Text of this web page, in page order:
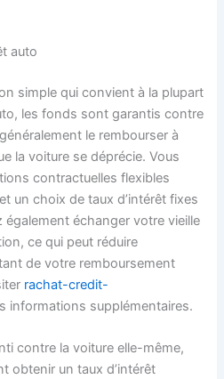
auto
simple qui convient à la plupart
les fonds sont garantis contre
le rembourser à
la voiture se déprécie. Vous
contractuelles flexibles
un choix de taux d’intérêt fixes
également échanger votre vieille
ce qui peut réduire
de votre remboursement
rachat-credit-
informations supplémentaires.
contre la voiture elle-même,
obtenir un taux d’intérêt